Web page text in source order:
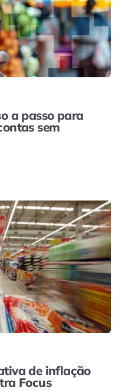
a passo para
sem
de inflação
Focus